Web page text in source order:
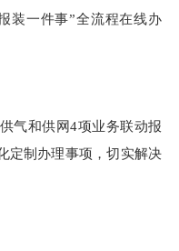
装一件事”全流程在线办
气和供网4项业务联动报
定制办理事项，切实解决